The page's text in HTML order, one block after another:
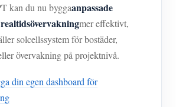
kan du nu byggaanpassade
mer effektivt,
solcellssystem för bostäder,
övervakning på projektnivå.
din egen dashboard för